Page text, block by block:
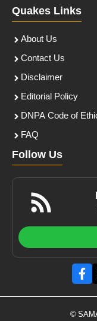
Quakes Links
About Us
Contact Us
Disclaimer
Editorial Policy
DNPA Code of
FAQ
Follow Us
©